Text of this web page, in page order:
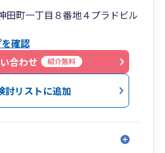
田町一丁目８番地４プラドビル
確認
合わせ
紹介無料
討リストに追加